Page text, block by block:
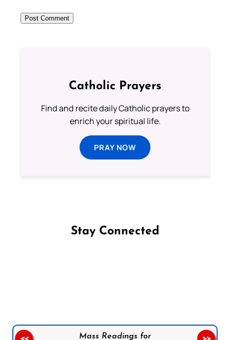
Catholic Prayers
Find and recite daily Catholic prayers to
enrich your spiritual life.
PRAY NOW
Stay Connected
Mass Readings for